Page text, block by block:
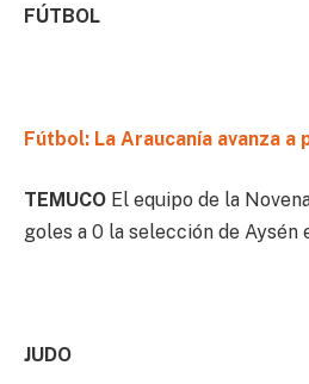
FÚTBOL
Fútbol: La Araucanía avanza a
TEMUCO El equipo de la
goles a 0 la selección de Aysén
JUDO